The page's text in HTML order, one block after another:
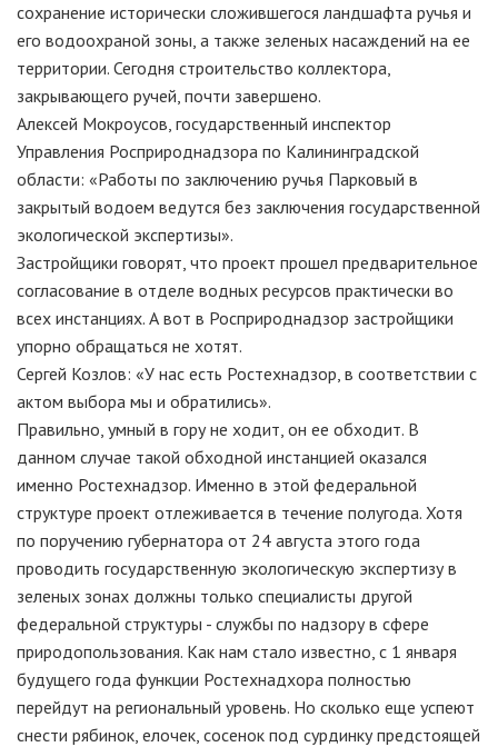
сохранение исторически сложившегося ландшафта ручья и
его водоохраной зоны, а также зеленых насаждений на ее
территории. Сегодня строительство коллектора,
закрывающего ручей, почти завершено.
Алексей Мокроусов, государственный инспектор
Управления Росприроднадзора по Калининградской
области: «Работы по заключению ручья Парковый в
закрытый водоем ведутся без заключения государственной
экологической экспертизы».
Застройщики говорят, что проект прошел предварительное
согласование в отделе водных ресурсов практически во
всех инстанциях. А вот в Росприроднадзор застройщики
упорно обращаться не хотят.
Сергей Козлов: «У нас есть Ростехнадзор, в соответствии с
актом выбора мы и обратились».
Правильно, умный в гору не ходит, он ее обходит. В
данном случае такой обходной инстанцией оказался
именно Ростехнадзор. Именно в этой федеральной
структуре проект отлеживается в течение полугода. Хотя
по поручению губернатора от 24 августа этого года
проводить государственную экологическую экспертизу в
зеленых зонах должны только специалисты другой
федеральной структуры - службы по надзору в сфере
природопользования. Как нам стало известно, с 1 января
будущего года функции Ростехнадхора полностью
перейдут на региональный уровень. Но сколько еще успеют
снести рябинок, елочек, сосенок под сурдинку предстоящей